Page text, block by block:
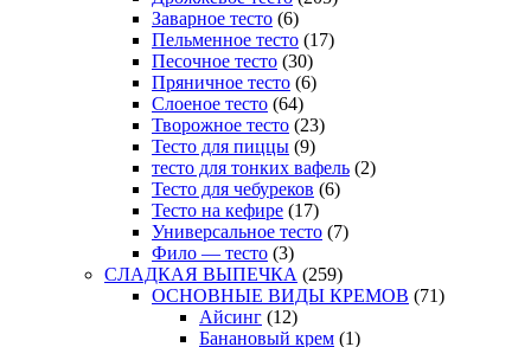
Заварное тесто (6)
Пельменное тесто (17)
Песочное тесто (30)
Пряничное тесто (6)
Слоеное тесто (64)
Творожное тесто (23)
Тесто для пиццы (9)
тесто для тонких вафель (2)
Тесто для чебуреков (6)
Тесто на кефире (17)
Универсальное тесто (7)
Фило — тесто (3)
СЛАДКАЯ ВЫПЕЧКА (259)
ОСНОВНЫЕ ВИДЫ КРЕМОВ (71)
Айсинг (12)
Банановый крем (1)